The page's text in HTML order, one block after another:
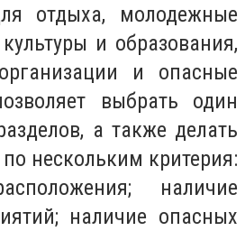
отдыха, молодежные
и образования,
и опасные
выбрать один
а также делать
нескольким критерия:
наличие
наличие опасных